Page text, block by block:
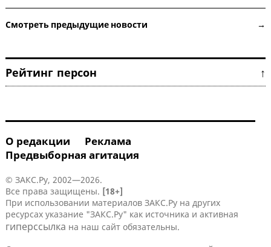
Смотреть предыдущие новости →
Рейтинг персон ↑
О редакции
Реклама
Предвыборная агитация
© ЗАКС.Ру, 2002—2026.
Все права защищены. [18+]
При использовании материалов ЗАКС.Ру на других
ресурсах указание "ЗАКС.Ру" как источника и активная
гиперссылка на наш сайт обязательны.